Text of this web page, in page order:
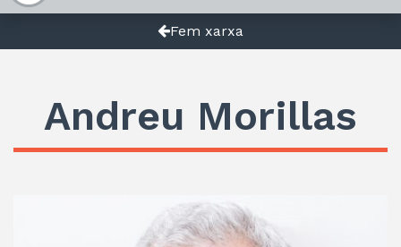
Fem xarxa
Andreu Morillas